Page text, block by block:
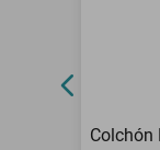
Colchón